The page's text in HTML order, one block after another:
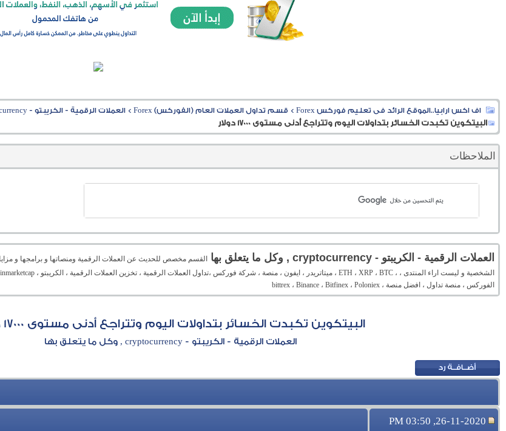
اف اكس ارابيا..الموقع الرائد فى تعليم فوركس Forex > قسم تداول العملات العام (الفوركس) Forex >العملات الرقمية - الكريبتو - cryptocurrency , وكل ما يتعلق بها
البيتكوين تكبدت الخسائر بتداولات اليوم وتتراجع أدنى مستوى 17000 دولار
الملاحظات
العملات الرقمية - الكريبتو - cryptocurrency , وكل ما يتعلق بها
القسم مخصص للحديث عن العملات الرقمية ومنصاتها و برامجها و
الفوركس ، منصة تداول ، افضل منصة ، bittrex ، Binance ، Bitfinex ، Poloniex
البيتكوين تكبدت الخسائر بتداولات اليوم وتتراجع أدنى مستوى 17000 دولار
العملات الرقمية - الكريبتو - cryptocurrency , وكل ما يتعلق بها
26-11-2020, 03:50 PM